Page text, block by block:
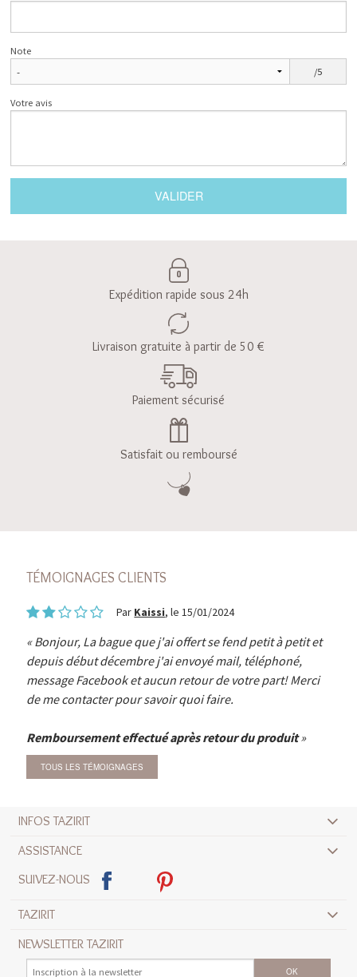
Note
/5
Votre avis
Expédition rapide sous 24h
Livraison gratuite à partir de 50 €
Paiement sécurisé
Satisfait ou remboursé
TÉMOIGNAGES CLIENTS
Par Kaissi, le 15/01/2024
Bonjour, La bague que j'ai offert se fend petit à petit et
depuis début décembre j'ai envoyé mail, téléphoné,
message Facebook et aucun retour de votre part! Merci
de me contacter pour savoir quoi faire.
Remboursement effectué après retour du produit
TOUS LES TÉMOIGNAGES
INFOS TAZIRIT
ASSISTANCE
SUIVEZ-NOUS
TAZIRIT
NEWSLETTER TAZIRIT